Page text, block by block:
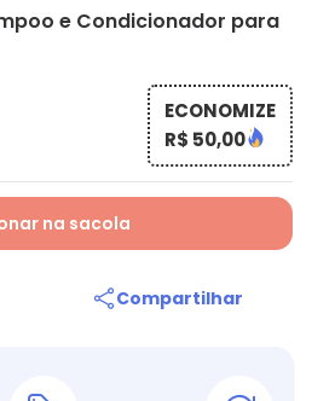
e Condicionador para
ECONOMIZE
R$ 50,00
na sacola
Compartilhar